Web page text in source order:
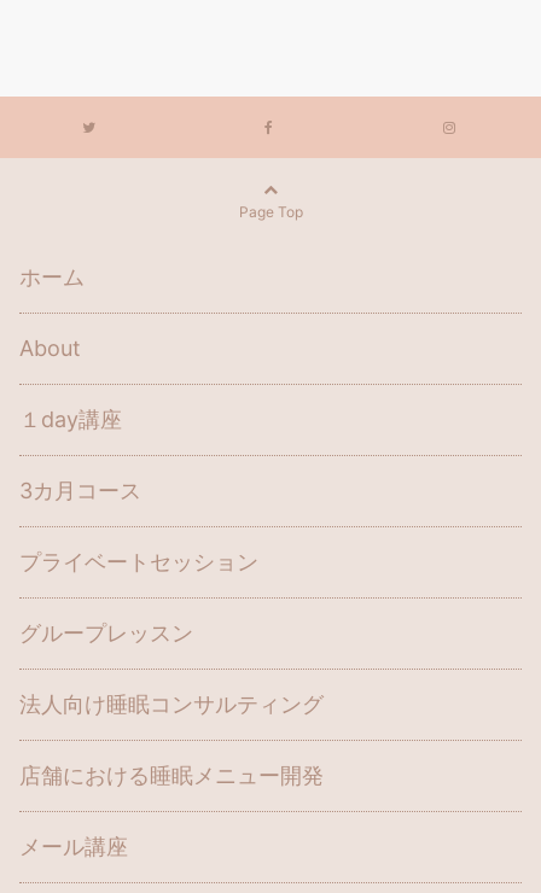
Page Top
ホーム
About
１day講座
3カ月コース
プライベートセッション
グループレッスン
法人向け睡眠コンサルティング
店舗における睡眠メニュー開発
メール講座